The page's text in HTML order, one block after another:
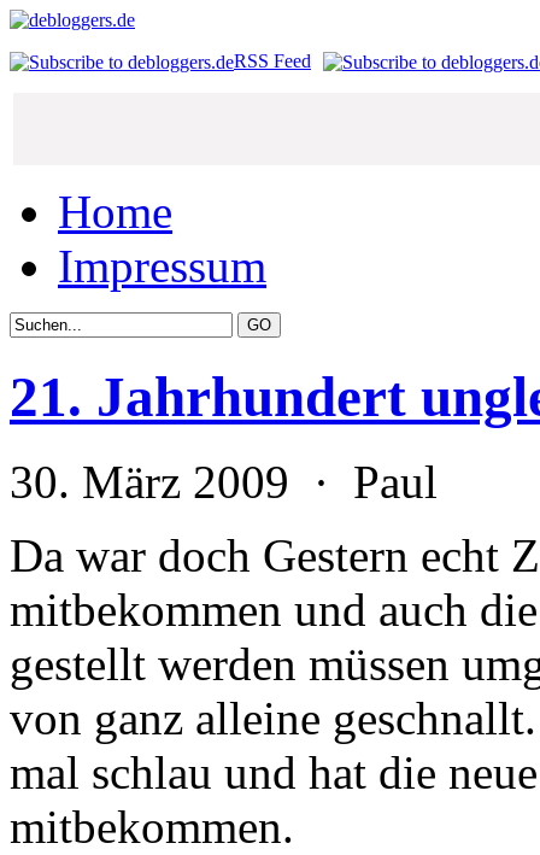
RSS Feed
Home
Impressum
21. Jahrhundert
30. März 2009 · Paul
Da war doch Gestern echt
mitbekommen und auch
gestellt werden müssen
von ganz alleine
mal schlau und hat die
mitbekommen.